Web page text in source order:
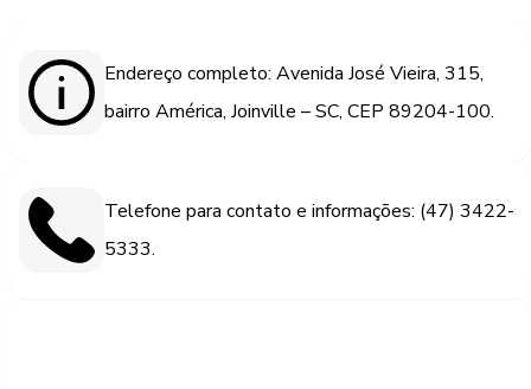
Endereço completo: Avenida José Vieira, 315,
bairro América, Joinville – SC, CEP 89204-100.
Telefone para contato e informações: (47) 3422-
5333.